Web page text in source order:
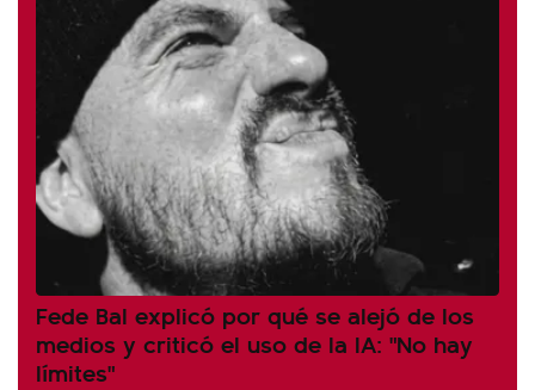
Fede Bal explicó por qué se alejó de los
medios y criticó el uso de la IA: "No hay
límites"